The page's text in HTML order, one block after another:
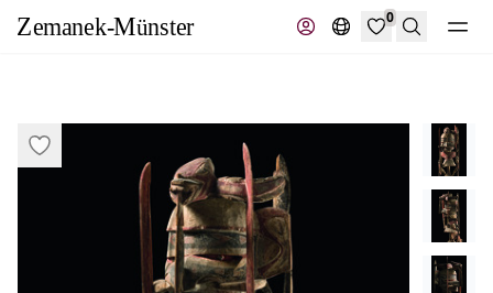
0
Suche